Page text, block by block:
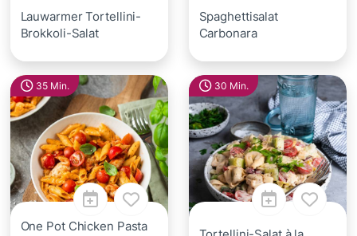
Lauwarmer Tortellini-
Brokkoli-Salat
Spaghettisalat
Carbonara
35 Min.
One Pot Chicken Pasta
30 Min.